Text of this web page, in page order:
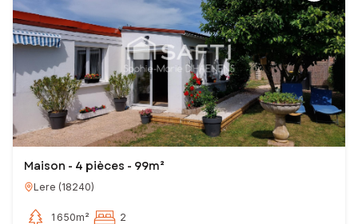
Maison - 4 pièces - 99m²
Lere (18240)
1 650m² 2